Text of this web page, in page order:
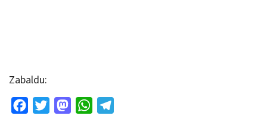
Zabaldu:
FacebookTwitterMastodonWhatsApp